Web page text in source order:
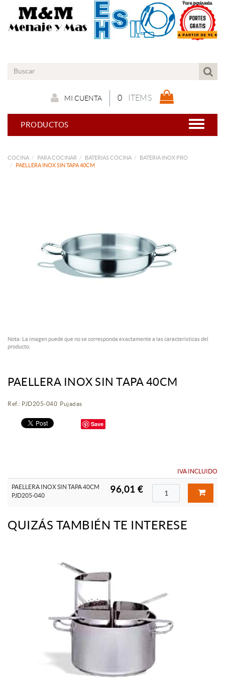
0 ITEMS
MI CUENTA
PRODUCTOS
COCINA PARA COCINAR BATERIAS COCINA
BATERIA INOX PRO
PAELLERA INOX SIN TAPA 40CM
Nota: La imagen puede que no se corresponda exactamente a las características del
producto.
PAELLERA INOX SIN TAPA 40CM
Ref.: PJD205-040 Pujadas
Save
IVA INCLUIDO
PAELLERA INOX SIN TAPA 40CM
PJD205-040
96,01 €
QUIZÁS TAMBIÉN TE INTERESE